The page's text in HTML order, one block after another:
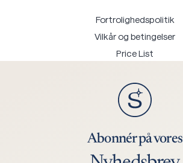
Fortrolighedspolitik
Vilkår og betingelser
Price List
Kontakt os
Abonnér på vores